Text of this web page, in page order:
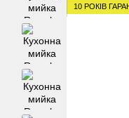
10 РОКІВ